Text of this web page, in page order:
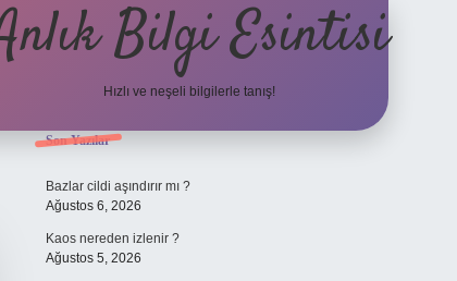
Bilgi Esintisi
Hızlı ve neşeli bilgilerle tanış!
Sidebar
Son Yazılar
Bazlar cildi aşındırır mı ?
Ağustos 6, 2026
Kaos nereden izlenir ?
Ağustos 5, 2026